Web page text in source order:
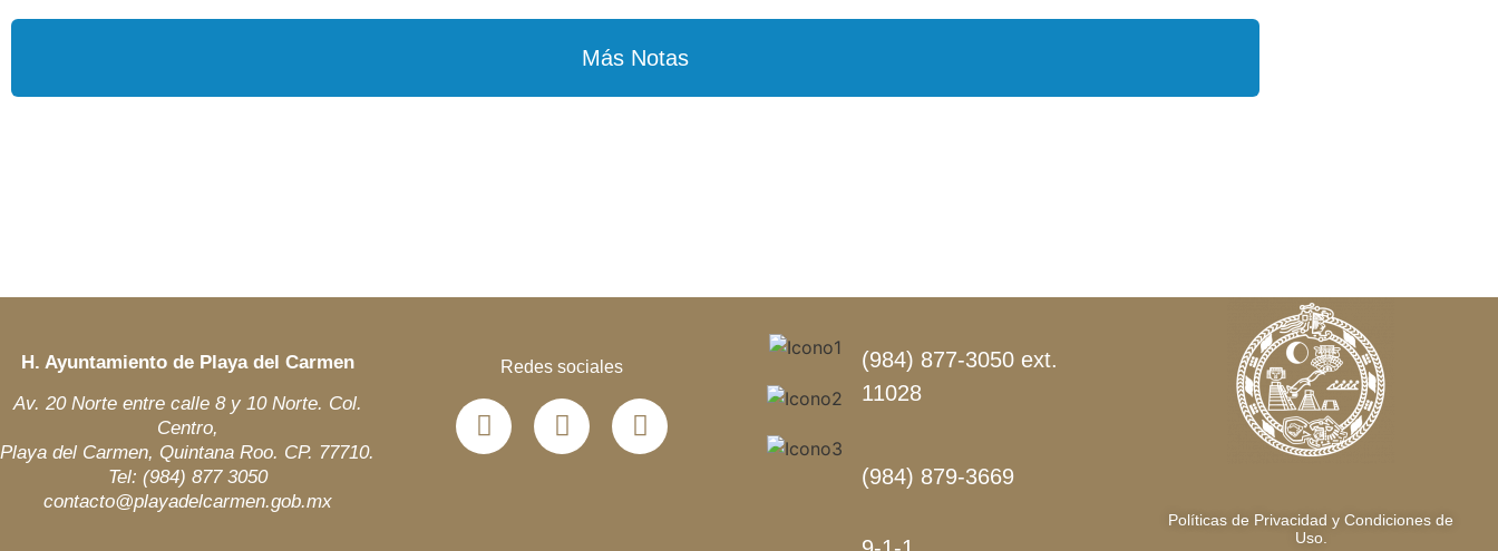
Más Notas
H. Ayuntamiento de Playa del Carmen
Av. 20 Norte entre calle 8 y 10 Norte. Col.
Centro,
Playa del Carmen, Quintana Roo. CP. 77710.
Tel: (984) 877 3050
contacto@playadelcarmen.gob.mx
Redes sociales
(984) 877-3050 ext.
11028
(984) 879-3669
Políticas de Privacidad y Condiciones de
Uso.